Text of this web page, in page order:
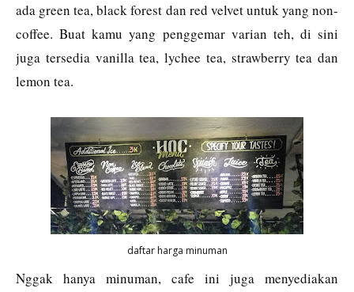
ada green tea, black forest dan red velvet untuk yang non-
coffee. Buat kamu yang penggemar varian teh, di sini
juga tersedia vanilla tea, lychee tea, strawberry tea dan
lemon tea.
daftar harga minuman
Nggak hanya minuman, cafe ini juga menyediakan